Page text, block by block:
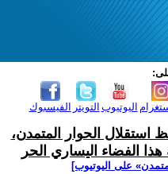
الفيسبوك التويتر اليوتيوب
استقلال الحوار المتمدن،
الفضاء اليساري الحر
على اليوتيوب]